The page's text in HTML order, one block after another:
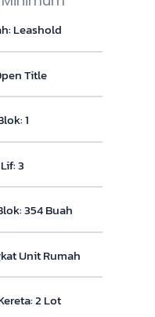
Leashold
Title
1
3
354 Buah
Unit Rumah
2 Lot